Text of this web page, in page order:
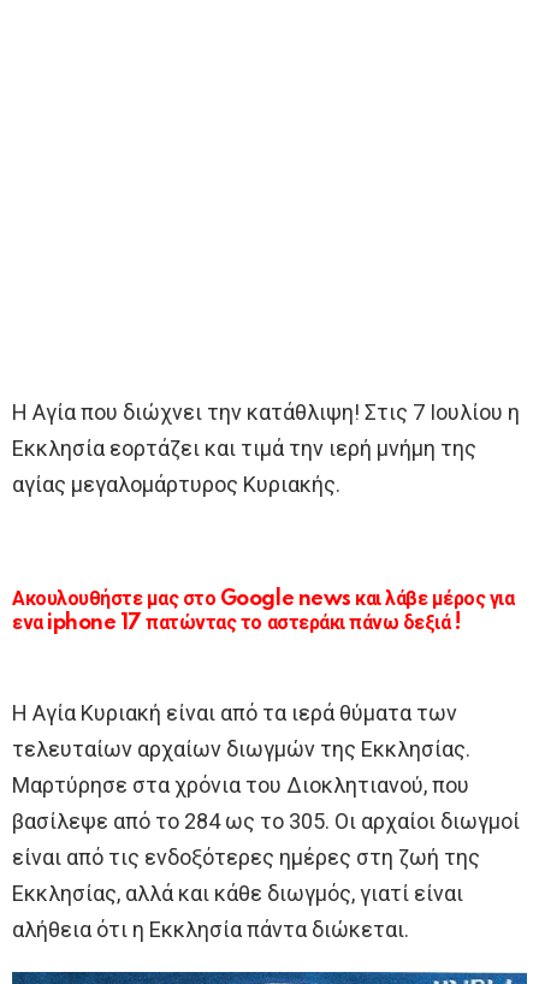
Η Αγία που διώχνει την κατάθλιψη! Στις 7 Ιουλίου η
Εκκλησία εορτάζει και τιμά την ιερή μνήμη της
αγίας μεγαλομάρτυρος Κυριακής.
Ακουλουθήστε μας στο Google news και λάβε μέρος για
ενα iphone 17 πατώντας το αστεράκι πάνω δεξιά !
Η Αγία Κυριακή είναι από τα ιερά θύματα των
τελευταίων αρχαίων διωγμών της Εκκλησίας.
Μαρτύρησε στα χρόνια του Διοκλητιανού, που
βασίλεψε από το 284 ως το 305. Οι αρχαίοι διωγμοί
είναι από τις ενδοξότερες ημέρες στη ζωή της
Εκκλησίας, αλλά και κάθε διωγμός, γιατί είναι
αλήθεια ότι η Εκκλησία πάντα διώκεται.